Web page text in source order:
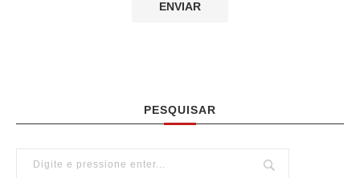
PESQUISAR